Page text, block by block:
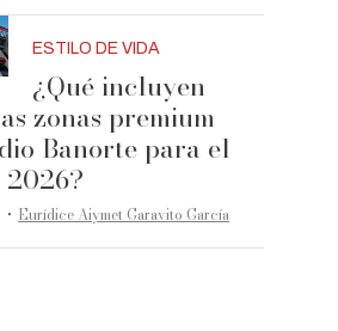
ESTILO DE VIDA
¿Qué incluyen
zonas premium
Banorte para el
·Eurídice Aiymet Garavito García